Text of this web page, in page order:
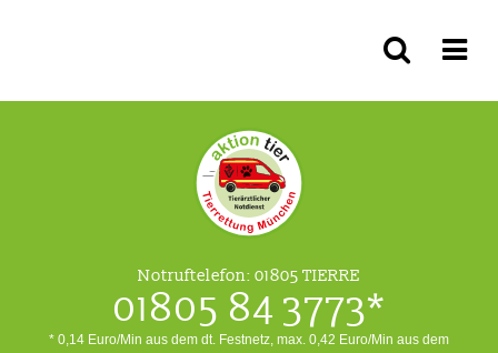
Notruftelefon: 01805 TIERRE
01805 84 3773*
* 0,14 Euro/Min aus dem dt. Festnetz, max. 0,42 Euro/Min aus dem